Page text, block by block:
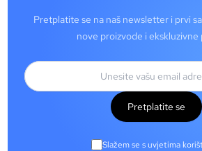
Pretplatite se na naš newsletter i prvi
nove proizvode i ekskluzivne
Pretplatite se
Slažem se s uvjetima